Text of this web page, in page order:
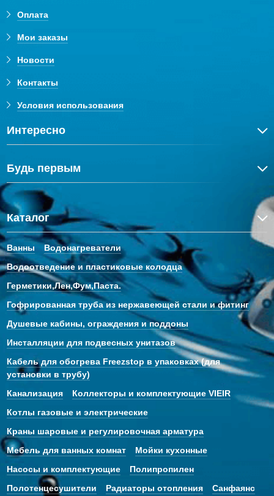
Оплата
Мои заказы
Новости
Контакты
Условия использования
Интересно
Будь первым
Каталог
Ванны
Водонагреватели
Водоотведение и пластиковые колодца
Герметики,Лен,Фум,Паста.
Гофрированная труба из нержавеющей стали и фитинг
Душевые кабины, ограждения и поддоны
Инсталляции для подвесных унитазов
Кабель для обогрева Freezstop в упаковках (для
установки в трубу)
Канализация
Коллекторы и комплектующие VIEIR
Котлы газовые и электрические
Краны шаровые и регулировочная арматура
Мебель для ванных комнат
Мойки кухонные
Насосы и комплектующие
Полипропилен
Полотенцесушители
Радиаторы отопления Санфаянс